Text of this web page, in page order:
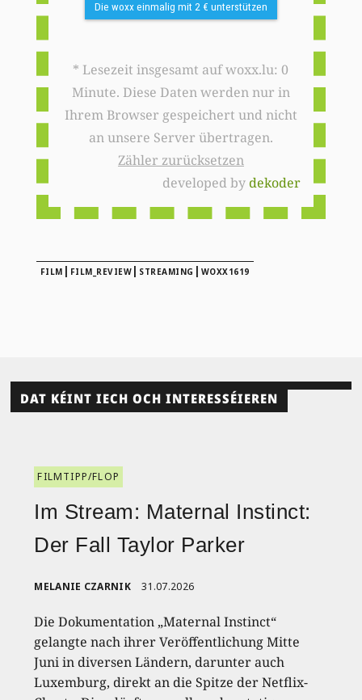
Die woxx einmalig mit 2 € unterstützen
* Lesezeit insgesamt auf woxx.lu: 0
Minute. Diese Daten werden nur in
Ihrem Browser gespeichert und nicht
an unsere Server übertragen.
Zähler zurücksetzen
developed bydekoder
FILM | FILM_REVIEW | STREAMING | WOXX1619
DAT KÉINT IECH OCH INTERESSÉIEREN
FILMTIPP/FLOP
Im Stream: Maternal Instinct:
Der Fall Taylor Parker
MELANIE CZARNIK 31.07.2026
Die Dokumentation „Maternal Instinct“
gelangte nach ihrer Veröffentlichung Mitte
Juni in diversen Ländern, darunter auch
Luxemburg, direkt an die Spitze der Netflix-